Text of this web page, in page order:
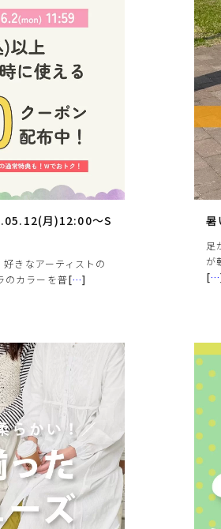
月)12:00～S
きなアーティストの
のカラーを普[…]
暑
足
が
[…
条件で絞り込む